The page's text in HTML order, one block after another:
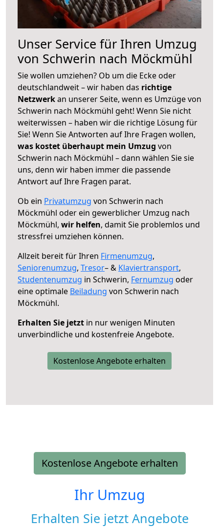
Unser Service für Ihren Umzug
von Schwerin nach Möckmühl
Sie wollen umziehen? Ob um die Ecke oder
deutschlandweit – wir haben das richtige
Netzwerkan unserer Seite, wenn es Umzüge von
Schwerin nach Möckmühl geht! Wenn Sie nicht
weiterwissen – haben wir die richtige Lösung für
Sie! Wenn Sie Antworten auf Ihre Fragen wollen,
was kostet überhaupt mein Umzug von
Schwerin nach Möckmühl – dann wählen Sie sie
uns, denn wir haben immer die passende
Antwort auf Ihre Fragen parat.
Ob ein Privatumzug von Schwerin nach
Möckmühl oder ein gewerblicher Umzug nach
Möckmühl, wir helfen, damit Sie problemlos und
stressfrei umziehen können.
Allzeit bereit für Ihren Firmenumzug,
Seniorenumzug, Tresor– & Klaviertransport,
Studentenumzug in Schwerin, Fernumzug oder
eine optimale Beiladung von Schwerin nach
Möckmühl.
Erhalten Sie jetzt in nur wenigen Minuten
unverbindliche und kostenfreie Angebote.
Kostenlose Angebote erhalten
Kostenlose Angebote erhalten
Ihr Umzug
Erhalten Sie jetzt Angebote